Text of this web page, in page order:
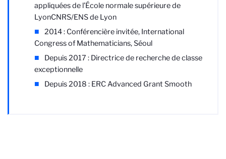
appliquées de l’École normale supérieure de
LyonCNRS/ENS de Lyon
2014 : Conférencière invitée, International
Congress of Mathematicians, Séoul
Depuis 2017 : Directrice de recherche de classe
exceptionnelle
Depuis 2018 : ERC Advanced Grant Smooth